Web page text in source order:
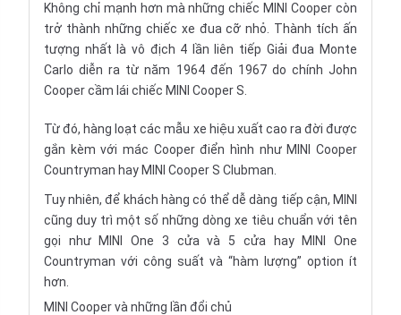
Không chỉ mạnh hơn mà những chiếc MINI Cooper còn
trở thành những chiếc xe đua cỡ nhỏ. Thành tích ấn
tượng nhất là vô địch 4 lần liên tiếp Giải đua Monte
Carlo diễn ra từ năm 1964 đến 1967 do chính John
Cooper cầm lái chiếc MINI Cooper S.
Từ đó, hàng loạt các mẫu xe hiệu xuất cao ra đời được
gắn kèm với mác Cooper điển hình như MINI Cooper
Countryman hay MINI Cooper S Clubman.
Tuy nhiên, để khách hàng có thể dễ dàng tiếp cận, MINI
cũng duy trì một số những dòng xe tiêu chuẩn với tên
gọi như MINI One 3 cửa và 5 cửa hay MINI One
Countryman với công suất và “hàm lượng” option ít
hơn.
MINI Cooper và những lần đổi chủ